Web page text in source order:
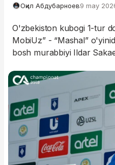
Оқил Абдубарноев9 may
O'zbekiston kubogi 1-tur
MobiUz” - “Mashal”
bosh murabbiyi Ildar